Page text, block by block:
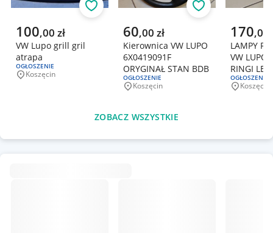
Aktualna cena
100,00 zł
VW Lupo grill gril
atrapa
RODZAJ OFERTY:
OGŁOSZENIE
Miejscowość
Koszęcin
Obserwuj
Aktualna cena
60,00 zł
Kierownica VW LUPO
6X0419091F
ORYGINAŁ STAN BDB
RODZAJ OFERTY:
OGŁOSZENIE
Miejscowość
Koszęcin
Obserwuj
Aktualna
170,00
LAMPY
VW LUPO
RINGI
RODZAJ
OGŁOSZENIE
Koszęcin
ZOBACZ WSZYSTKIE